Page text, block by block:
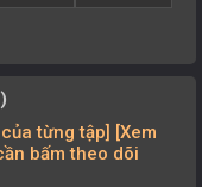
từng tập] [Xem
bấm theo dõi